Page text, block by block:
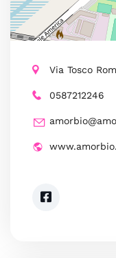
Via Tosco
0587212246